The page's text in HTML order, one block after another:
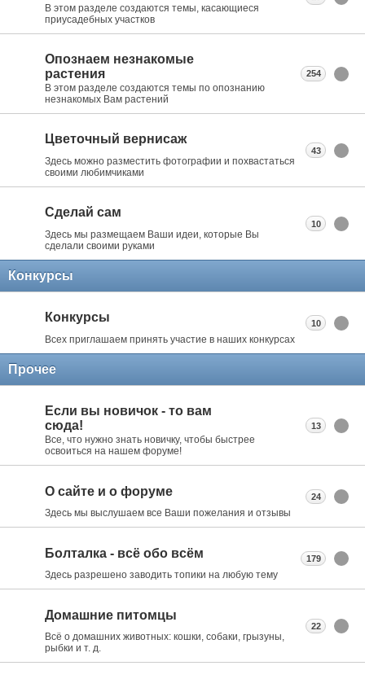
В этом разделе создаются темы, касающиеся
приусадебных участков
Опознаем незнакомые
растения
В этом разделе создаются темы по опознанию
незнакомых Вам растений
254
Цветочный вернисаж
Здесь можно разместить фотографии и похвастаться
своими любимчиками
43
Сделай сам
Здесь мы размещаем Ваши идеи, которые Вы
сделали своими руками
10
Конкурсы
Конкурсы
Всех приглашаем принять участие в наших конкурсах
10
Прочее
Если вы новичок - то вам
сюда!
Все, что нужно знать новичку, чтобы быстрее
освоиться на нашем форуме!
13
О сайте и о форуме
Здесь мы выслушаем все Ваши пожелания и отзывы
24
Болталка - всё обо всём
Здесь разрешено заводить топики на любую тему
179
Домашние питомцы
Всё о домашних животных: кошки, собаки, грызуны,
рыбки и т. д.
22